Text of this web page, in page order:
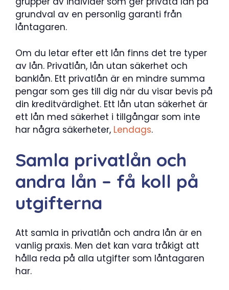
grundval av en personlig garanti från
låntagaren.
Om du letar efter ett lån finns det tre typer
av lån. Privatlån, lån utan säkerhet och
banklån. Ett privatlån är en mindre summa
pengar som ges till dig när du visar bevis på
din kreditvärdighet. Ett lån utan säkerhet är
ett lån med säkerhet i tillgångar som inte
har några säkerheter, Lendags.
Samla privatlån och
andra lån – få koll på
utgifterna
Att samla in privatlån och andra lån är en
vanlig praxis. Men det kan vara tråkigt att
hålla reda på alla utgifter som låntagaren
har.